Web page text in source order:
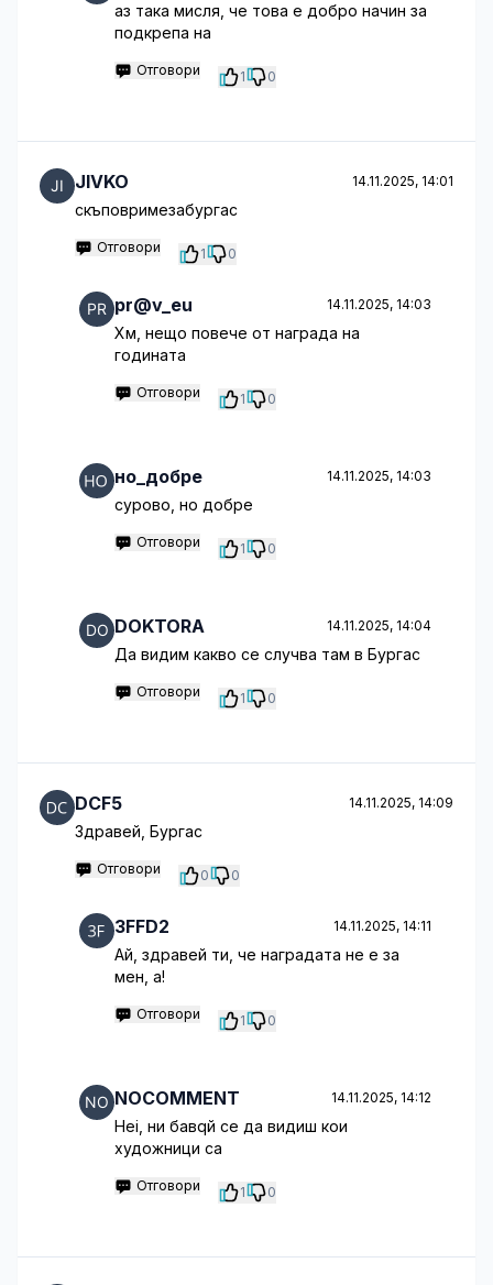
аз така мисля, че това е добро начин за
подкрепа на
Отговори 1 0
JIVKO 14.11.2025, 14:01
скъповримезабургас
Отговори 1 0
pr@v_eu 14.11.2025, 14:03
Хм, нещо повече от награда на
годината
Отговори 1 0
но_добре 14.11.2025, 14:03
сурово, но добре
Отговори 1 0
DOKTORA 14.11.2025, 14:04
Да видим какво се случва там в Бургас
Отговори 1 0
DCF5 14.11.2025, 14:09
Здравей, Бургас
Отговори 0 0
3FFD2 14.11.2025, 14:11
Ай, здравей ти, че наградата не е за
мен, а!
Отговори 1 0
NOCOMMENT 14.11.2025, 14:12
Hei, ни бавqй се да видиш кои
художници са
Отговори 1 0